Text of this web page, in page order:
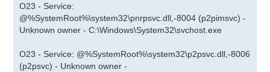
O23 - Service:
@%SystemRoot%\system32\pnrpsvc.dll,-8004 (p2pimsvc) -
Unknown owner - C:\Windows\System32\svchost.exe
O23 - Service: @%SystemRoot%\system32\p2psvc.dll,-8006
(p2psvc) - Unknown owner -